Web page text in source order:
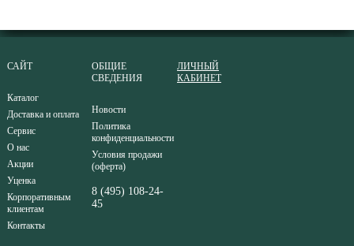
САЙТ
Каталог
Доставка и оплата
Сервис
О нас
Акции
Уценка
Корпоративным
клиентам
Контакты
ОБЩИЕ
СВЕДЕНИЯ
Новости
Политика
конфиденциальности
Условия продажи
(оферта)
8 (495) 108-24-
45
ЛИЧНЫЙ
КАБИНЕТ